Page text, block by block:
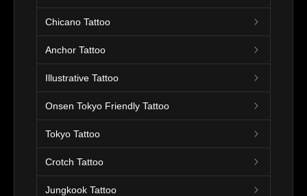
Chicano Tattoo
Anchor Tattoo
Illustrative Tattoo
Onsen Tokyo Friendly Tattoo
Tokyo Tattoo
Crotch Tattoo
Jungkook Tattoo